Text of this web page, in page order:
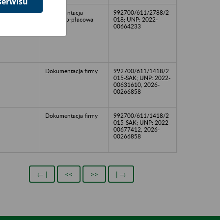
Dokumentacja
osobowo-płacowa
992700/611/2788/2
018; UNP: 2022-
00664233
Dokumentacja firmy
992700/611/1418/2
015-SAK; UNP: 2022-
00631610, 2026-
00266858
Dokumentacja firmy
992700/611/1418/2
015-SAK; UNP: 2022-
00677412, 2026-
00266858
← | << >> | →